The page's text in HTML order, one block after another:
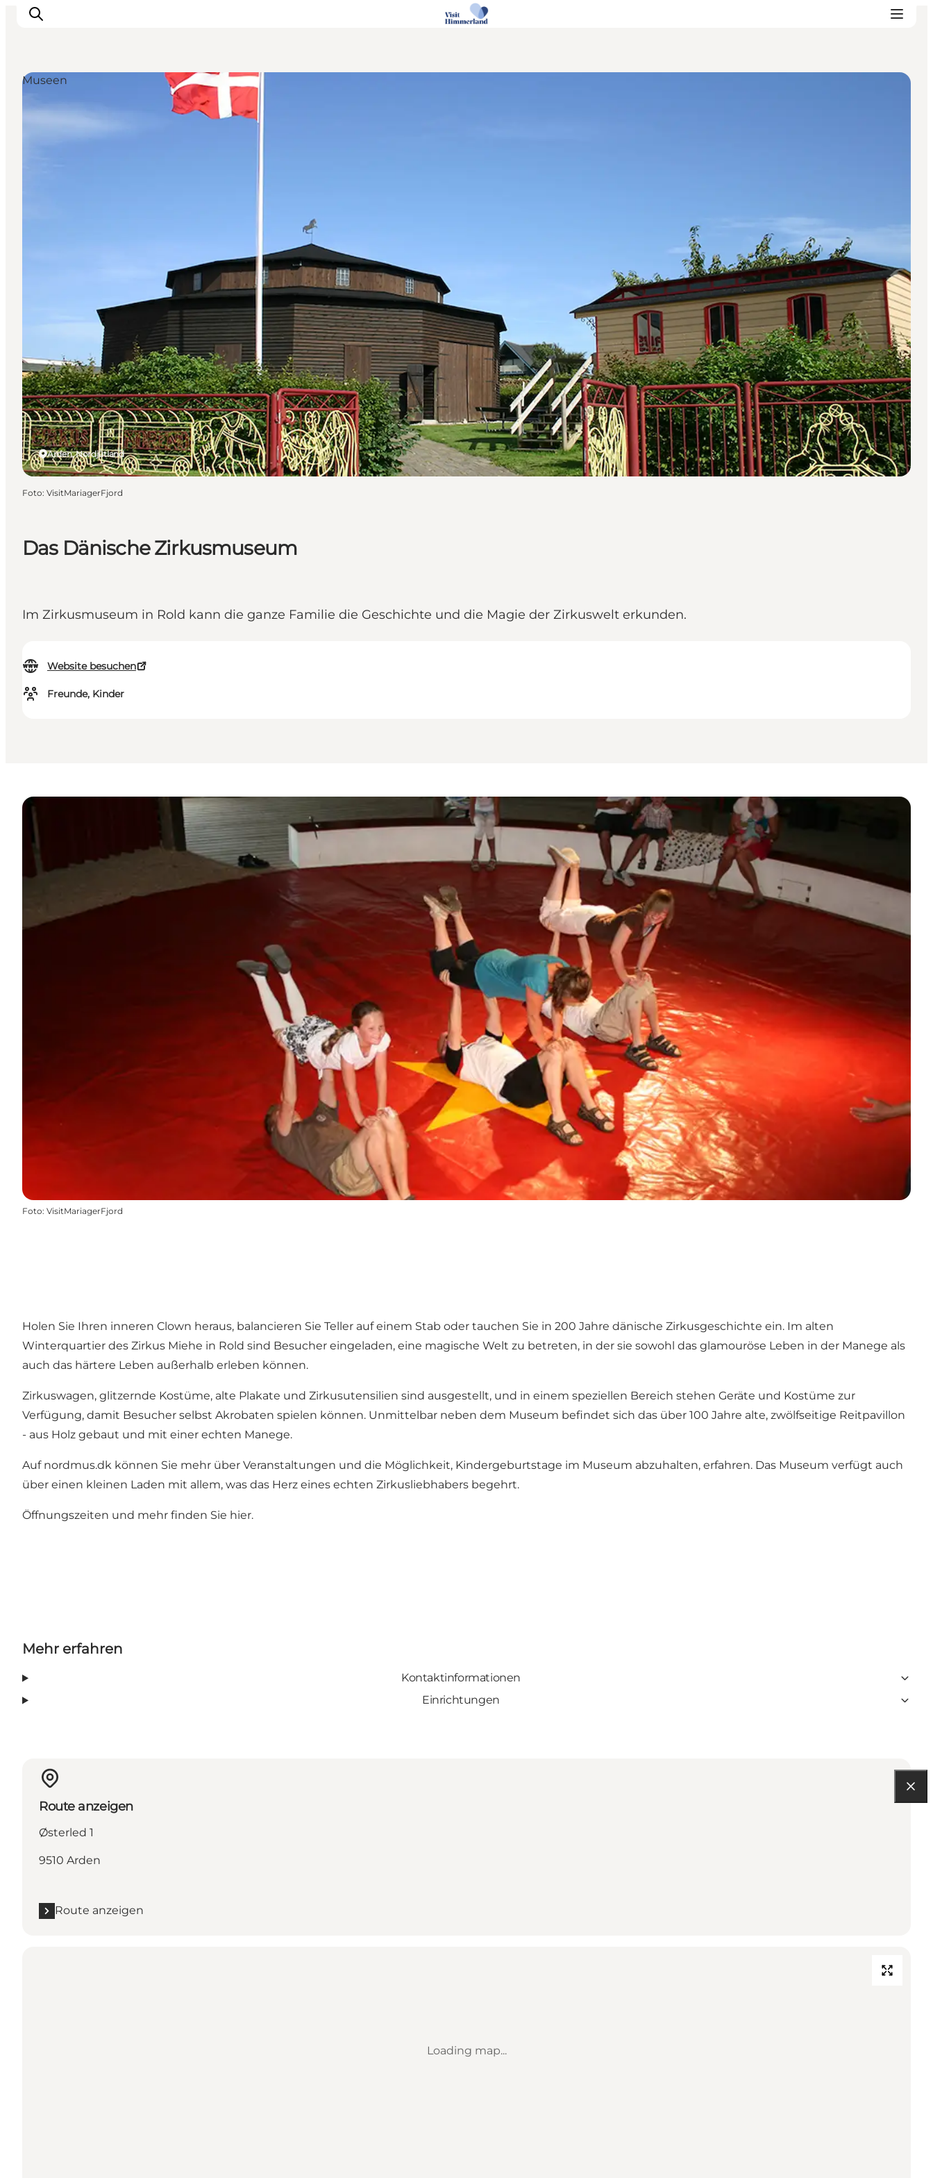
Erlebnisse
Natur
Das Dänische Zirkusmuseum
Im Zirkusmuseum in Rold kann die ganze Familie die Geschichte und die Magie der Zirkuswelt erkunden.
Website besuchen
Freunde, Kinder
Arden, Nordjütland
Museen
Foto: VisitMariagerFjord
Foto: VisitMariagerFjord
Holen Sie Ihren inneren Clown heraus, balancieren Sie Teller auf einem Stab oder tauchen Sie in 200 Jahre dänische Zirkusgeschichte ein. Im alten
Winterquartier des Zirkus Miehe in Rold sind Besucher eingeladen, eine magische Welt zu betreten, in der sie sowohl das glamouröse Leben in der Manege als
auch das härtere Leben außerhalb erleben können.
Zirkuswagen, glitzernde Kostüme, alte Plakate und Zirkusutensilien sind ausgestellt, und in einem speziellen Bereich stehen Geräte und Kostüme zur
Verfügung, damit Besucher selbst Akrobaten spielen können. Unmittelbar neben dem Museum befindet sich das über 100 Jahre alte, zwölfseitige Reitpavillon
- aus Holz gebaut und mit einer echten Manege.
Auf nordmus.dk können Sie mehr über Veranstaltungen und die Möglichkeit, Kindergeburtstage im Museum abzuhalten, erfahren. Das Museum verfügt auch
über einen kleinen Laden mit allem, was das Herz eines echten Zirkusliebhabers begehrt.
Öffnungszeiten und mehr finden Sie hier.
Mehr erfahren
Kontaktinformationen
Einrichtungen
Route anzeigen
Østerled 1
9510 Arden
Route anzeigen
Loading map...